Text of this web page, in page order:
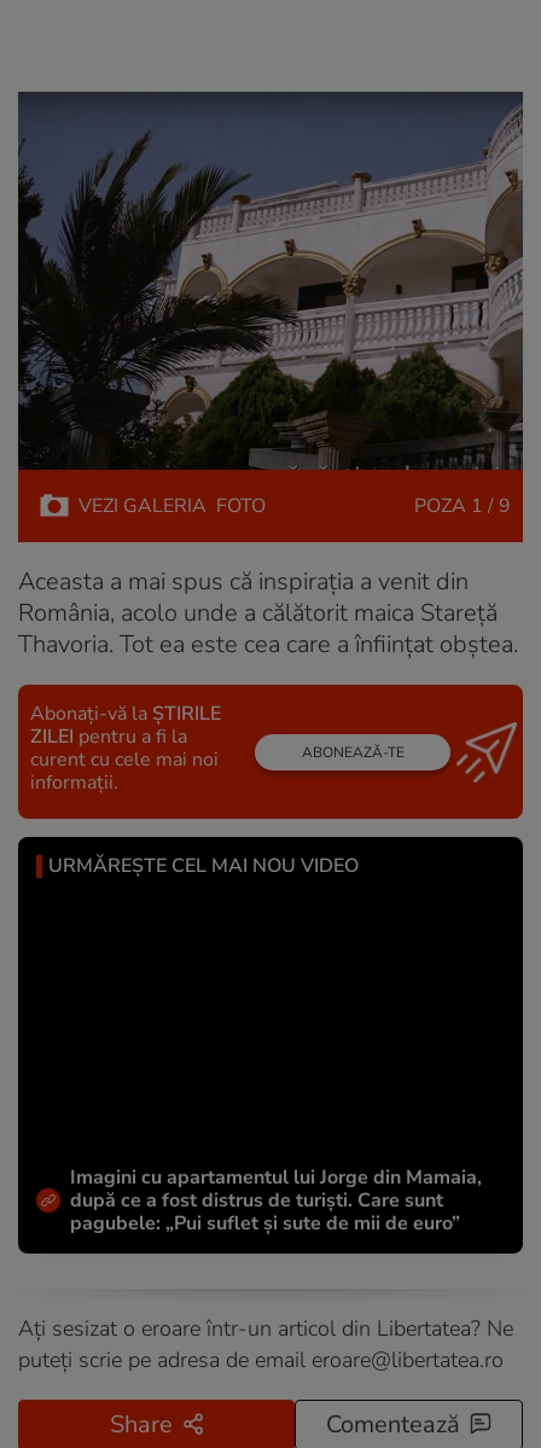
VEZI GALERIA FOTO POZA 1 / 9
Aceasta a mai spus că inspirația a venit din
România, acolo unde a călătorit maica Stareță
Thavoria. Tot ea este cea care a înființat obștea.
Abonați-vă la ȘTIRILE
ZILEI pentru a fi la
curent cu cele mai noi
informații.
ABONEAZĂ-TE
URMĂREȘTE CEL MAI NOU VIDEO
Imagini cu apartamentul lui Jorge din Mamaia,
după ce a fost distrus de turiști. Care sunt
pagubele: „Pui suflet și sute de mii de euro”
Ați sesizat o eroare într-un articol din Libertatea? Ne
puteți scrie pe adresa de email eroare@libertatea.ro
Share Comentează